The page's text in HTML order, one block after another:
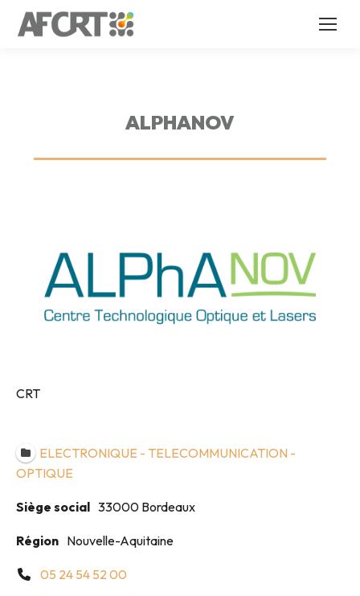
ALPHANOV
CRT
ELECTRONIQUE - TELECOMMUNICATION -
OPTIQUE
Siège social 33000 Bordeaux
Région Nouvelle-Aquitaine
05 24 54 52 00